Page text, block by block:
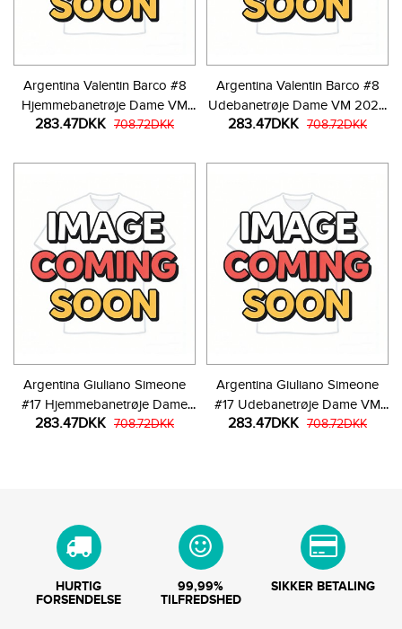
Argentina Valentin Barco #8
Hjemmebanetrøje Dame VM
2026 Kortærmet
283.47DKK 708.72DKK
Argentina Valentin Barco #8
Udebanetrøje Dame VM 2026
Kortærmet
283.47DKK 708.72DKK
Argentina Giuliano Simeone
#17 Hjemmebanetrøje Dame
VM 2026 Kortærmet
283.47DKK 708.72DKK
Argentina Giuliano Simeone
#17 Udebanetrøje Dame VM
2026 Kortærmet
283.47DKK 708.72DKK
HURTIG
FORSENDELSE
99,99%
TILFREDSHED
SIKKER BETALING